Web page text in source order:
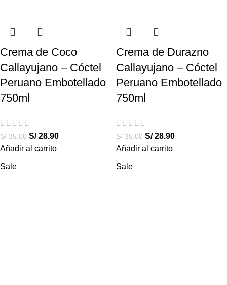
Crema de Coco
Callayujano – Cóctel
Peruano Embotellado
750ml
S/35.00 S/28.90
Añadir al carrito
Crema de Durazno
Callayujano – Cóctel
Peruano Embotellado
750ml
S/35.00 S/28.90
Añadir al carrito
Sale Sale